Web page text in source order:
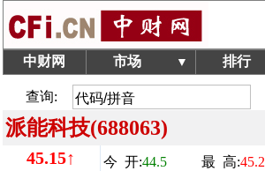
中财网 市场 ▼ 排行
查询:
派能科技(688063)
45.15↑ 今 开:44.5 最 高:45.2